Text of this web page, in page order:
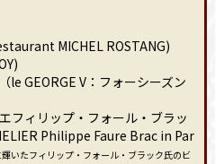
MICHEL ROSTANG)
le GEORGE V：フォーシーズン
フィリップ・フォール・ブラッ
Philippe Faure Brac in Par
いたフィリップ・フォール・ブラック氏のビ